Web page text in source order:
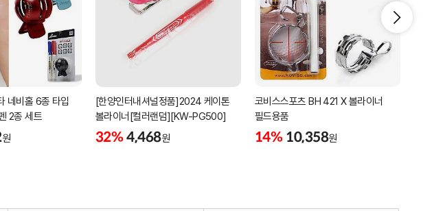
네비홀 6종 타입
2종 세트
원
[한양인터내셔널정품]2024 케이톤
볼라이너[컬러랜덤][KW-PG500]
32% 4,468원
코비스스포츠 BH 421 X 볼라이너
필드용품
14% 10,358원